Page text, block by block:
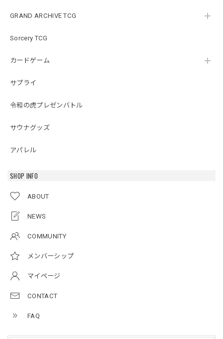
GRAND ARCHIVE TCG
Sorcery TCG
カードゲーム
サプライ
令和の虎プレゼンバトル
サウナグッズ
アパレル
SHOP INFO
ABOUT
NEWS
COMMUNITY
メンバーシップ
マイページ
CONTACT
FAQ